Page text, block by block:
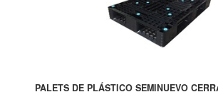
PALETS DE PLÁSTICO SEMINUEVO